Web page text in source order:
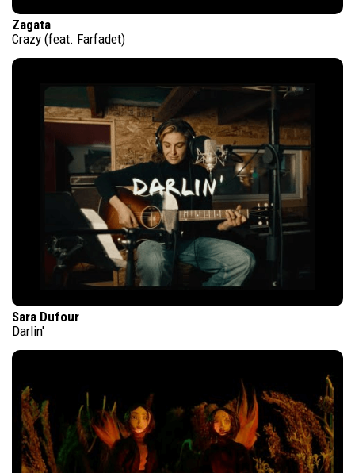
Zagata
Crazy (feat. Farfadet)
Sara Dufour
Darlin'